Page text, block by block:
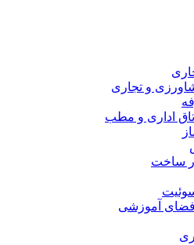
و تجاری
اداری و مطب
ساخت
سوئیت
فضای آموزشی